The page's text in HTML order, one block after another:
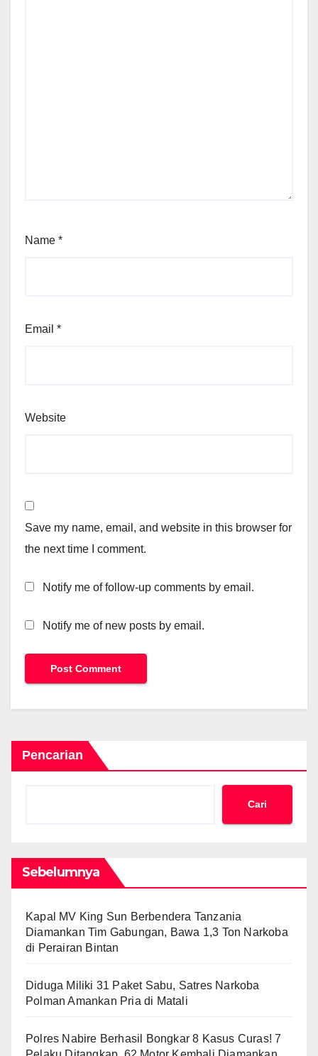
Name *
Email *
Website
Save my name, email, and website in this browser for
the next time I comment.
Notify me of follow-up comments by email.
Notify me of new posts by email.
Pencarian
Cari
Sebelumnya
Kapal MV King Sun Berbendera Tanzania
Diamankan Tim Gabungan, Bawa 1,3 Ton Narkoba
di Perairan Bintan
Diduga Miliki 31 Paket Sabu, Satres Narkoba
Polman Amankan Pria di Matali
Polres Nabire Berhasil Bongkar 8 Kasus Curas! 7